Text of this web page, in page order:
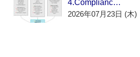
4.Complianc…
2026年07月23日 (木)